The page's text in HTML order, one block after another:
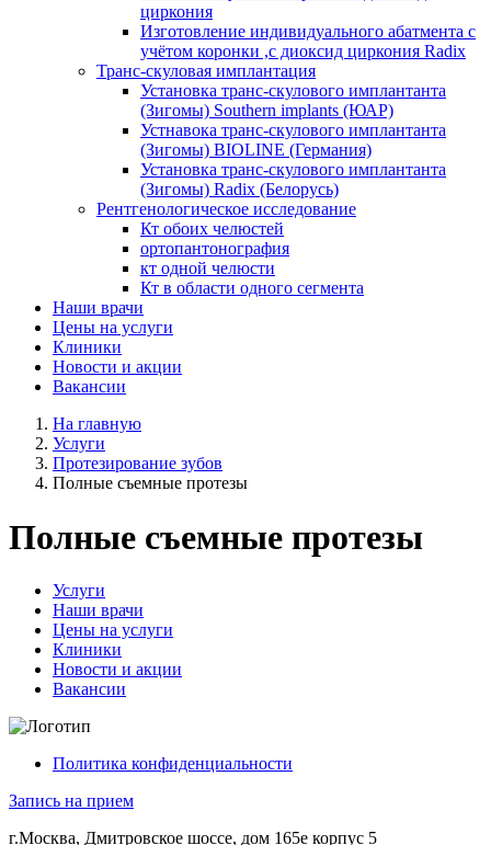
циркония
Изготовление индивидуального абатмента с
учётом коронки ,с диоксид циркония Radix
Транс-скуловая имплантация
Установка транс-скулового имплантанта
(Зигомы) Southern implants (ЮАР)
Устнавока транс-скулового имплантанта
(Зигомы) BIOLINE (Германия)
Установка транс-скулового имплантанта
(Зигомы) Radix (Белорусь)
Рентгенологическое исследование
Кт обоих челюстей
ортопантонография
кт одной челюсти
Кт в области одного сегмента
Наши врачи
Цены на услуги
Клиники
Новости и акции
Вакансии
На главную
Услуги
Протезирование зубов
Полные съемные протезы
Полные съемные протезы
Услуги
Наши врачи
Цены на услуги
Клиники
Новости и акции
Вакансии
Политика конфиденциальности
Запись на прием
г.Москва, Дмитровское шоссе, дом 165е корпус 5